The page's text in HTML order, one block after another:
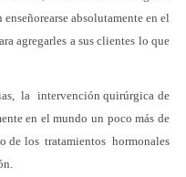
absolutamente en el
agregarles a sus clientes lo que
la intervención quirúrgica de
en el mundo un poco más de
de los tratamientos hormonales